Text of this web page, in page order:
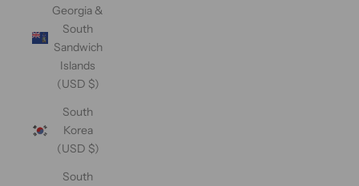
Georgia &
South
Sandwich
Islands
(USD $)
South
Korea
(USD $)
South